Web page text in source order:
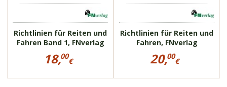
Richtlinien für Reiten und
Fahren Band 1, FNverlag
Preisinformationen
für
18,00
€
€
Richtlinien für Reiten und
Fahren, FNverlag
Preisinformationen
für
20,00
€
€